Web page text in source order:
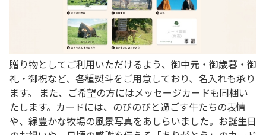
贈り物としてご利用いただけるよう、御中元・御歳暮・御
礼・御祝など、各種熨斗をご用意しており、名入れも承り
ます。 また、ご希望の方にはメッセージカードも同梱い
たします。カードには、のびのびと過ごす牛たちの表情
や、緑豊かな牧場の風景写真をあしらいました。お誕生日